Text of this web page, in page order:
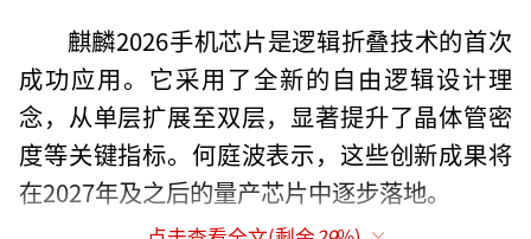
麒麟2026手机芯片是逻辑折叠技术的首次
成功应用。它采用了全新的自由逻辑设计理
念，从单层扩展至双层，显著提升了晶体管密
度等关键指标。何庭波表示，这些创新成果将
在2027年及之后的量产芯片中逐步落地。